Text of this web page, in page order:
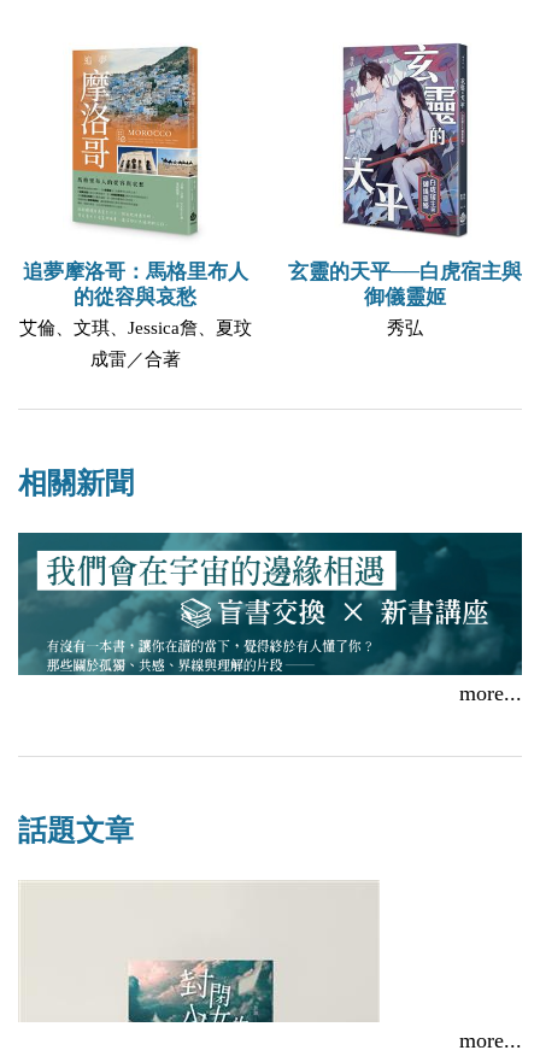
追夢摩洛哥：馬格里布人
的從容與哀愁
艾倫、文琪、Jessica詹、夏玟
成雷／合著
玄靈的天平──白虎宿主與
御儀靈姬
秀弘
相關新聞
more...
話題文章
more...